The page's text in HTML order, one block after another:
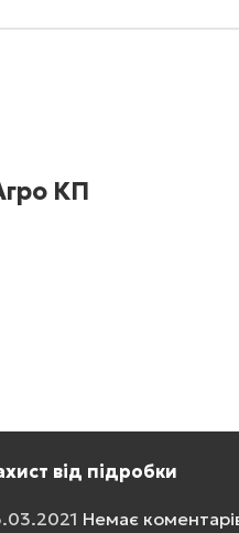
КП
від підробки
Немає